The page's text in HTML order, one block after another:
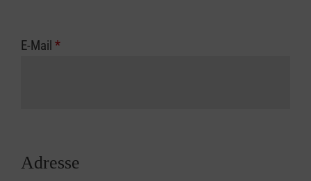
E-Mail *
Adresse